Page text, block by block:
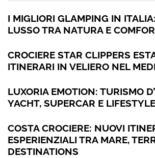
I MIGLIORI GLAMPING IN
LUSSO TRA NATURA E
CROCIERE STAR CLIPPERS
ITINERARI IN VELIERO NEL
LUXORIA EMOTION: TURISMO
YACHT, SUPERCAR E
COSTA CROCIERE: NUOVI
ESPERIENZIALI TRA MARE,
DESTINATIONS